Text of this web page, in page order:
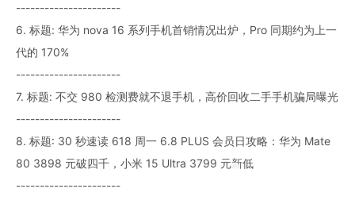
----------------------
6. 标题: 华为 nova 16 系列手机首销情况出炉，Pro 同期约为上一
代的 170%
----------------------
7. 标题: 不交 980 检测费就不退手机，高价回收二手手机骗局曝光
----------------------
8. 标题: 30 秒速读 618 周一 6.8 PLUS 会员日攻略：华为 Mate
80 3898 元破四千，小米 15 Ultra 3799 元新低
----------------------